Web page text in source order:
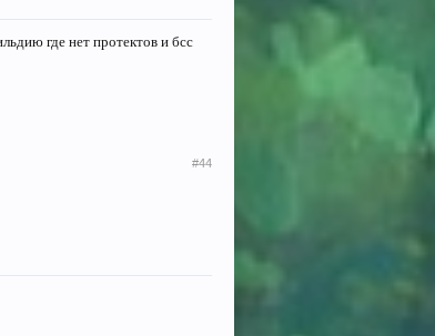
где нет протектов и бсс
#44